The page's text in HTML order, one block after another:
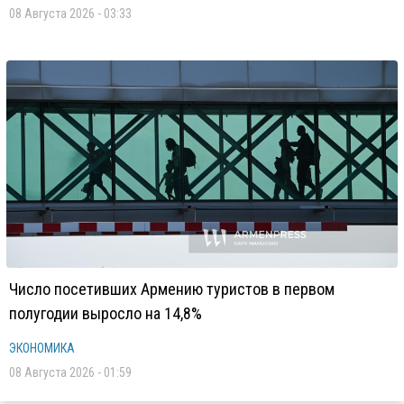
08 Августа 2026 - 03:33
Число посетивших Армению туристов в первом
полугодии выросло на 14,8%
ЭКОНОМИКА
08 Августа 2026 - 01:59